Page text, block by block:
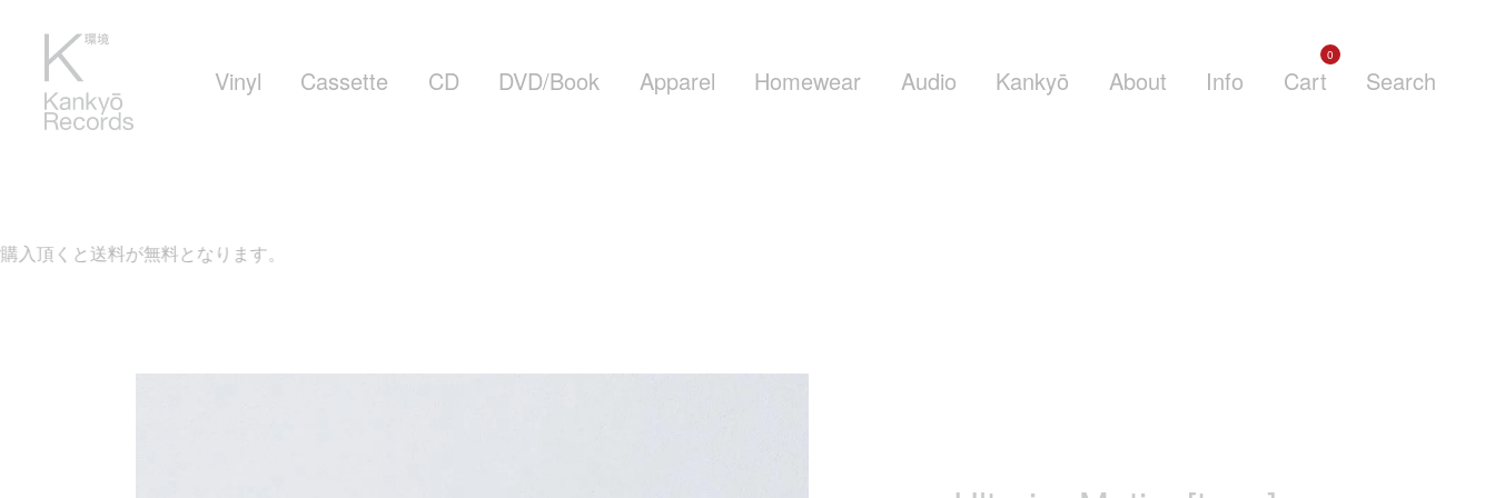
Vinyl Cassette CD DVD/Book Apparel Homewear Audio Kankyō About Info Cart
0
Search
料が無料となります。